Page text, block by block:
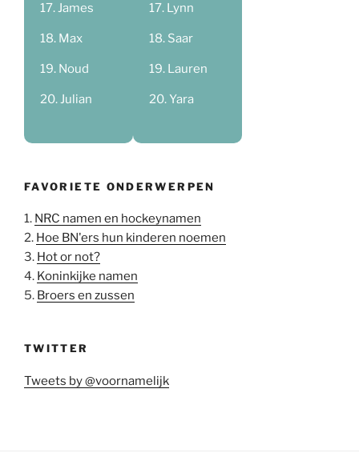
James
Max
Noud
Julian
Lynn
Saar
Lauren
Yara
FAVORIETE ONDERWERPEN
1. NRC namen en hockeynamen
2. Hoe BN'ers hun kinderen noemen
3. Hot or not?
4. Koninkijke namen
5. Broers en zussen
TWITTER
Tweets by @voornamelijk